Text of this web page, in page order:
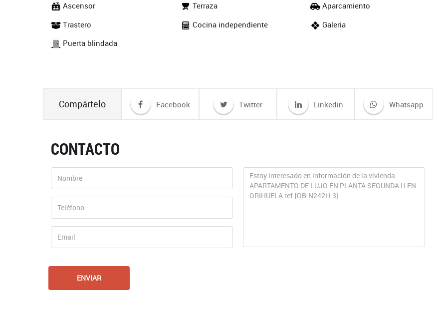
Ascensor Terraza
Aparcamiento
Trastero
Cocina independiente
Galeria
Puerta blindada
Compártelo Facebook Twitter Linkedin Whatsapp
CONTACTO